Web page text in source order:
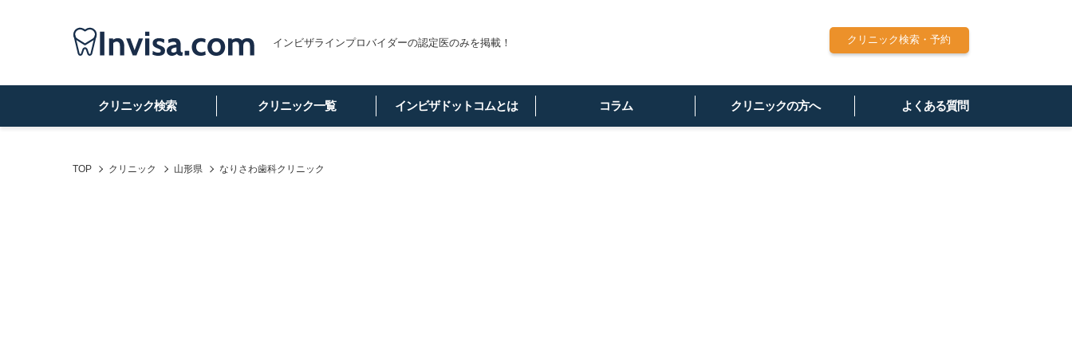
インビザラインプロバイダーの認定医のみを掲載！
クリニック検索 クリニック一覧 インビザドットコムとは コラム クリニックの方へ よくある質問
クリニック検索・予約
TOP クリニック 山形県 なりさわ歯科クリニック